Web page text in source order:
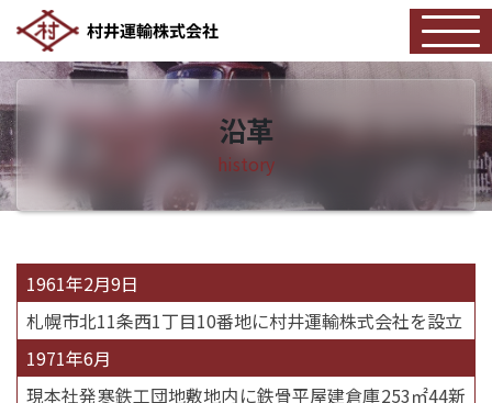
沿革
history
1961年2月9日
札幌市北11条西1丁目10番地に村井運輸株式会社を設立
1971年6月
現本社発寒鉄工団地敷地内に鉄骨平屋建倉庫253㎡44新